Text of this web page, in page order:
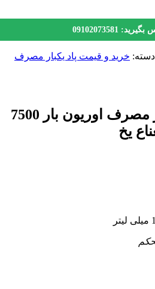
خرید و قیمت پاد یکبار مصرف
مشخصات پاد یکبار مصرف اوریون بار 7500